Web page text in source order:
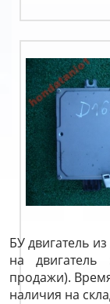
БУ двигатель
на
продажи).
наличия на